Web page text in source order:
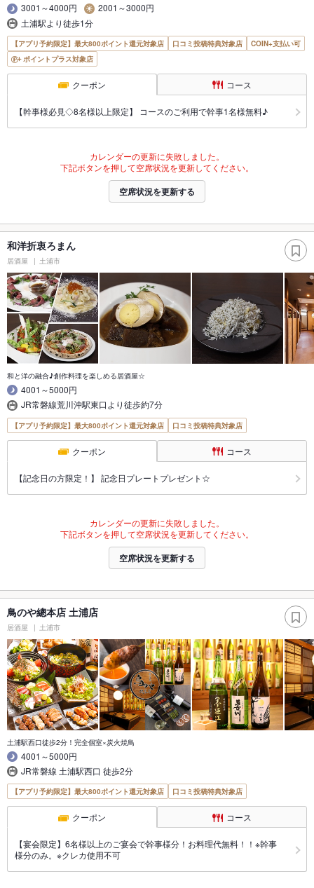
3001～4000円
2001～3000円
土浦駅より徒歩1分
【アプリ予約限定】最大800ポイント還元対象店 口コミ投稿特典対象店
COIN+支払い可
ポイントプラス対象店
クーポン コース
【幹事様必見◇8名様以上限定】 コースのご利用で幹事1名様無料♪
カレンダーの更新に失敗しました。
下記ボタンを押して空席状況を更新してください。
空席状況を更新する
和洋折衷ろまん
居酒屋 土浦市
和と洋の融合♪創作料理を楽しめる居酒屋☆
4001～5000円
JR常磐線荒川沖駅東口より徒歩約7分
【アプリ予約限定】最大800ポイント還元対象店 口コミ投稿特典対象店
クーポン コース
【記念日の方限定！】 記念日プレートプレゼント☆
カレンダーの更新に失敗しました。
下記ボタンを押して空席状況を更新してください。
空席状況を更新する
鳥のや總本店 土浦店
居酒屋 土浦市
土浦駅西口徒歩2分！完全個室×炭火焼鳥
4001～5000円
JR常磐線 土浦駅西口 徒歩2分
【アプリ予約限定】最大800ポイント還元対象店 口コミ投稿特典対象店
クーポン コース
【宴会限定】6名様以上のご宴会で幹事様分！お料理代無料！！※幹事
様分のみ。※クレカ使用不可